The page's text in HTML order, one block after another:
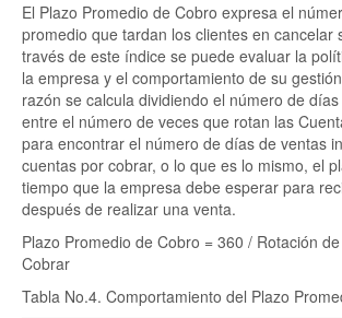
El Plazo Promedio de Cobro expresa el
promedio que tardan los clientes en cancelar
través de este índice se puede evaluar la
la empresa y el comportamiento de su
razón se calcula dividiendo el número de
entre el número de veces que rotan las
para encontrar el número de días de ventas
cuentas por cobrar, o lo que es lo mismo, el
tiempo que la empresa debe esperar para
después de realizar una venta.
Plazo Promedio de Cobro = 360 / Rotación
Cobrar
Tabla No.4. Comportamiento del Plazo